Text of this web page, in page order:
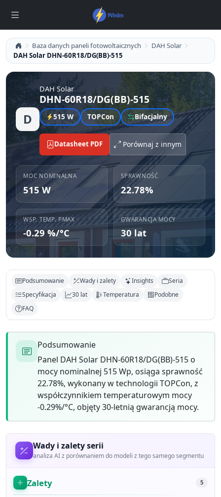
Baza danych paneli fotowoltaicznych
DAH Solar
DAH Solar DHN-60R18/DG(BB)-515
D
DAH Solar
DHN-60R18/DG(BB)-515
515 W TOPCon Bifacjalny
Datasheet PDF Porównaj z innym
MOC NOMINALNA
515 W
SPRAWNOŚĆ
22.78%
WSP. TEMP. PMAX
-0.29 %/°C
GWARANCJA MOCY
30 lat
Podsumowanie Wady i zalety Insights
Seria
Specyfikacja
30 lat Temperatura
Podobne
FAQ
Podsumowanie
Panel DAH Solar DHN-60R18/DG(BB)-515 o
mocy nominalnej 515 Wp, osiąga sprawność
22.78%, wykonany w technologii TOPCon, z
współczynnikiem temperaturowym mocy
-0.29%/°C, objęty 30-letnią gwarancją mocy.
Wady i zalety serii
analiza AI z porównaniem do modeli z tego samego segmentu
Zalety 5